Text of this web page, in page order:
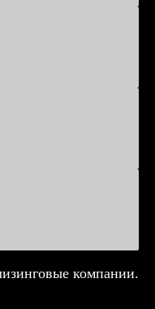
компании.